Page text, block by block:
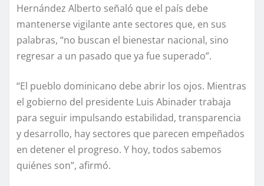
Hernández Alberto señaló que el país debe
mantenerse vigilante ante sectores que, en sus
palabras, “no buscan el bienestar nacional, sino
regresar a un pasado que ya fue superado”.
“El pueblo dominicano debe abrir los ojos. Mientras
el gobierno del presidente Luis Abinader trabaja
para seguir impulsando estabilidad, transparencia
y desarrollo, hay sectores que parecen empeñados
en detener el progreso. Y hoy, todos sabemos
quiénes son”, afirmó.